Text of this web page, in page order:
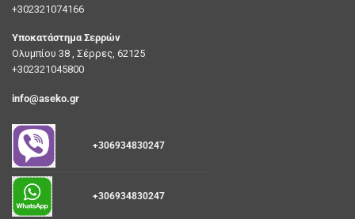
+302321074166
Υποκατάστημα Σερρών
Ολυμπίου 38 , Σέρρες, 62125
+302321045800
info@aseko.gr
+306934830247
+306934830247